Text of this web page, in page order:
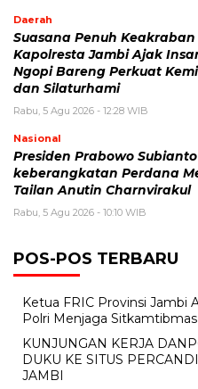
Daerah
Suasana Penuh Keakraban
Kapolresta Jambi Ajak
Ngopi Bareng Perkuat
dan Silaturhami
Rabu, 5 Agu 2026 - 12:28 WIB
Nasional
Presiden Prabowo
keberangkatan Perdana
Tailan Anutin Charnvirakul
Rabu, 5 Agu 2026 - 10:10 WIB
POS-POS TERBARU
Ketua FRIC Provinsi Jambi
Polri Menjaga
KUNJUNGAN KERJA
DUKU KE SITUS
JAMBI